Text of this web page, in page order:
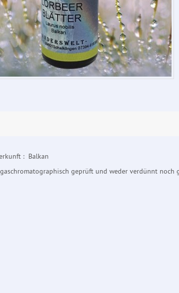
: Balkan
geprüft und weder verdünnt noch